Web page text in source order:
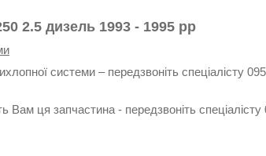
2.5 дизель 1993 - 1995 рр
системи – передзвоніть спеціалісту
Вам ця запчастина - передзвоніть